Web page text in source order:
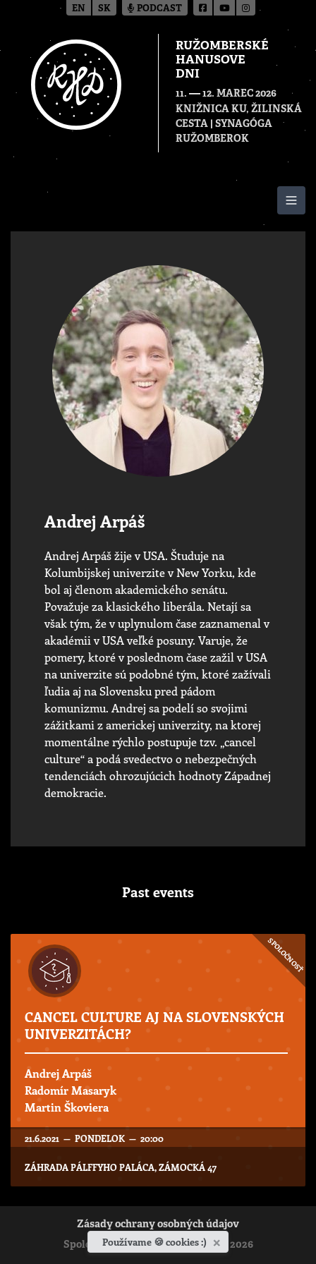
RUŽOMBERSKÉ
HANUSOVE
DNI
11. — 12. MAREC 2026
KNIŽNICA KU, ŽILINSKÁ
CESTA | SYNAGÓGA
RUŽOMBEROK
Andrej Arpáš
Andrej Arpáš žije v USA. Študuje na
Kolumbijskej univerzite v New Yorku, kde
bol aj členom akademického senátu.
Považuje za klasického liberála. Netají sa
však tým, že v uplynulom čase zaznamenal v
akadémii v USA veľké posuny. Varuje, že
pomery, ktoré v poslednom čase zažil v USA
na univerzite sú podobné tým, ktoré zažívali
ľudia aj na Slovensku pred pádom
komunizmu. Andrej sa podelí so svojimi
zážitkami z americkej univerzity, na ktorej
momentálne rýchlo postupuje tzv. „cancel
culture“ a podá svedectvo o nebezpečných
tendenciách ohrozujúcich hodnoty Západnej
demokracie.
Past events
SPOLOČNOSŤ
CANCEL CULTURE AJ NA SLOVENSKÝCH
UNIVERZITÁCH?
Andrej Arpáš
Radomír Masaryk
Martin Škoviera
21.6.2021 — PONDELOK — 20:00
ZÁHRADA PÁLFFYHO PALÁCA, ZÁMOCKÁ 47
EN SK PODCAST
Zásady ochrany osobných údajov
Spoločenstvo Ladislava Hanusa © 2026
Používame 🍪 cookies :) ×